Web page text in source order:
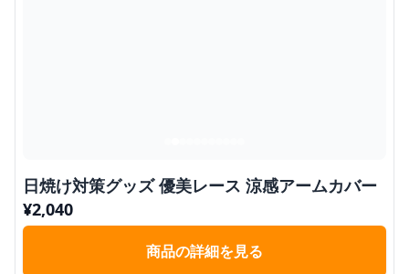
日焼け対策グッズ 優美レース 涼感アームカバー
¥2,040
商品の詳細を見る